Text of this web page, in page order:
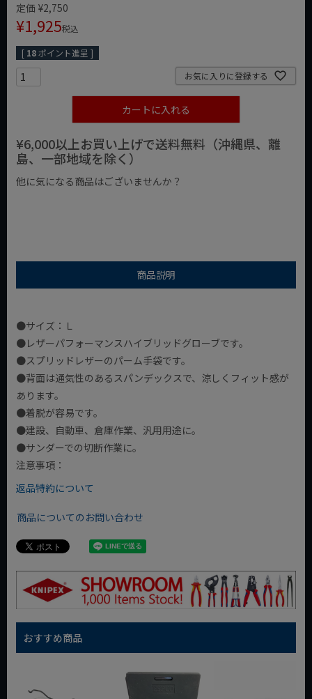
定価 ¥2,750
¥1,925税込
[ 18ポイント進呈 ]
お気に入りに登録する
カートに入れる
¥6,000以上お買い上げで送料無料（沖縄県、離
島、一部地域を除く）
他に気になる商品はございませんか？
商品説明
●サイズ：Ｌ
●レザーパフォーマンスハイブリッドグローブです。
●スプリッドレザーのパーム手袋です。
●背面は通気性のあるスパンデックスで、涼しくフィット感が
あります。
●着脱が容易です。
●建設、自動車、倉庫作業、汎用用途に。
●サンダーでの切断作業に。
注意事項：
返品特約について
商品についてのお問い合わせ
おすすめ商品